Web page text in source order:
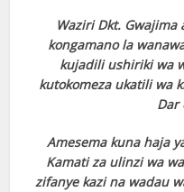
Waziri Dkt. Gwajima
kongamano la
kujadili ushiriki wa
kutokomeza ukatili wa
Dar
Amesema kuna haja
Kamati za ulinzi wa
zifanye kazi na wadau